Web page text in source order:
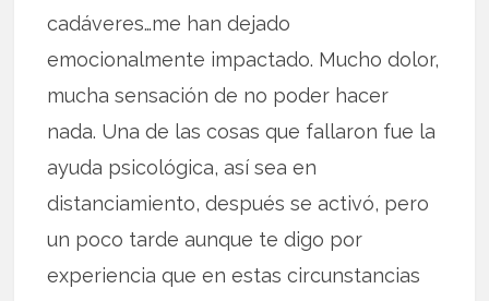
cadáveres…me han dejado
emocionalmente impactado. Mucho dolor,
mucha sensación de no poder hacer
nada. Una de las cosas que fallaron fue la
ayuda psicológica, así sea en
distanciamiento, después se activó, pero
un poco tarde aunque te digo por
experiencia que en estas circunstancias